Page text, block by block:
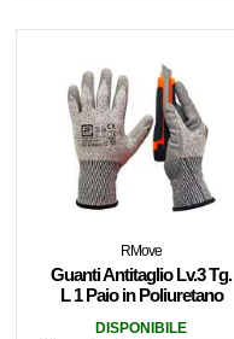
RMove
Guanti Antitaglio Lv.3 Tg.
L 1 Paio in Poliuretano
DISPONIBILE